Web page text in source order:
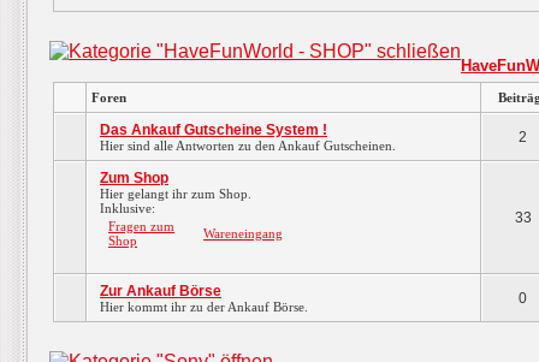
Foren
Das Ankauf Gutscheine System !
Hier sind alle Antworten zu den Ankauf Gutscheinen. 2
Zum Shop
Hier gelangt ihr zum Shop.
Inklusive:
Fragen zum
Shop
Wareneingang
33
Zur Ankauf Börse
Hier kommt ihr zu der Ankauf Börse. 0